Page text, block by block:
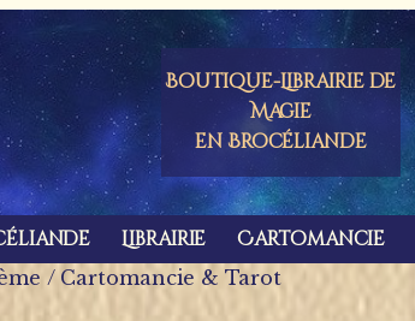
Boutique-Librairie de
Magie
en Brocéliande
Librairie Cartomancie
/ Cartomancie & Tarot